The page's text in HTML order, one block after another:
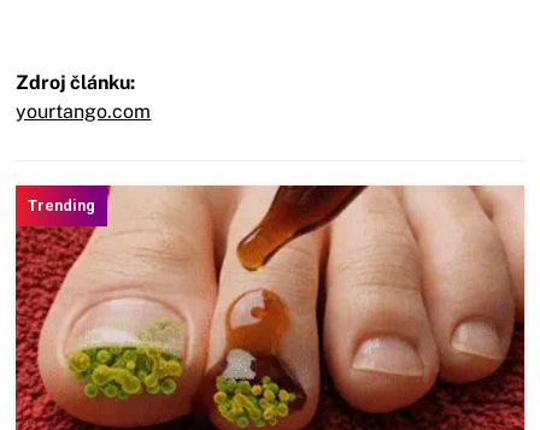
Zdroj článku:
yourtango.com